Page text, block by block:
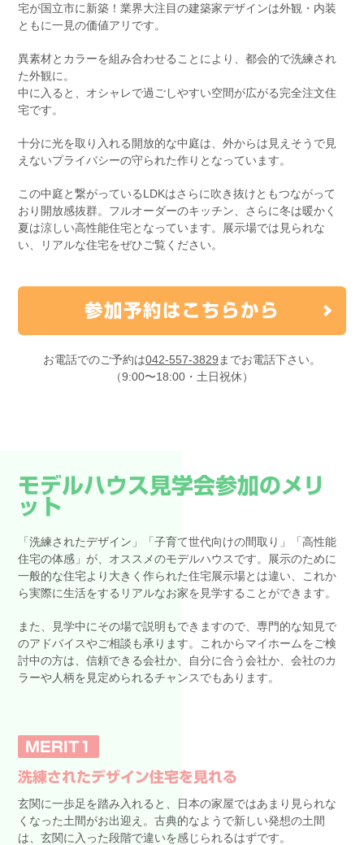
宅が国立市に新築！業界大注目の建築家デザインは外観・内装
ともに一見の価値アリです。
異素材とカラーを組み合わせることにより、都会的で洗練され
た外観に。
中に入ると、オシャレで過ごしやすい空間が広がる完全注文住
宅です。
十分に光を取り入れる開放的な中庭は、外からは見えそうで見
えないプライバシーの守られた作りとなっています。
この中庭と繋がっているLDKはさらに吹き抜けともつながって
おり開放感抜群。フルオーダーのキッチン、さらに冬は暖かく
夏は涼しい高性能住宅となっています。展示場では見られな
い、リアルな住宅をぜひご覧ください。
参加予約はこちらから
お電話でのご予約は042-557-3829 までお電話下さい。
（9:00〜18:00・土日祝休）
モデルハウス見学会参加のメリ
ット
「洗練されたデザイン」「子育て世代向けの間取り」「高性能
住宅の体感」が、オススメのモデルハウスです。展示のために
一般的な住宅より大きく作られた住宅展示場とは違い、これか
ら実際に生活をするリアルなお家を見学することができます。
また、見学中にその場で説明もできますので、専門的な知見で
のアドバイスやご相談も承ります。これからマイホームをご検
討中の方は、信頼できる会社か、自分に合う会社か、会社のカ
ラーや人柄を見定められるチャンスでもあります。
MERIT1
洗練されたデザイン住宅を見れる
玄関に一歩足を踏み入れると、日本の家屋ではあまり見られな
くなった土間がお出迎え。古典的なようで新しい発想の土間
は、玄関に入った段階で違いを感じられるはずです。